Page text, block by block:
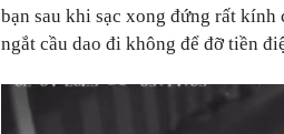
bạn sau khi sạc xong đứng rất
ngắt cầu dao đi không để đỡ tiền